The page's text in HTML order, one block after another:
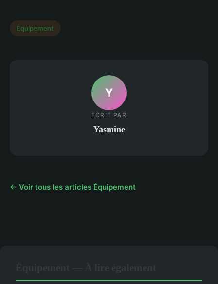
Équipement
Y
ECRIT PAR
Yasmine
← Voir tous les articles Équipement